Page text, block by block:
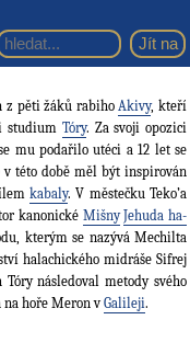
z pěti žáků rabihoAkivy, kteří
studium Tóry. Za svoji opozici
mu podařilo utéci a 12 let se
v této době měl být inspirován
kabaly. V městečku Teko’a
kanonické Mišny Jehuda ha-
kterým se nazývá Mechilta
halachického midráše Sifrej
následoval metody svého
na hoře Meron v Galileji.